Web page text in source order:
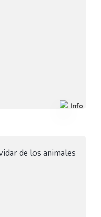
Info
de los animales